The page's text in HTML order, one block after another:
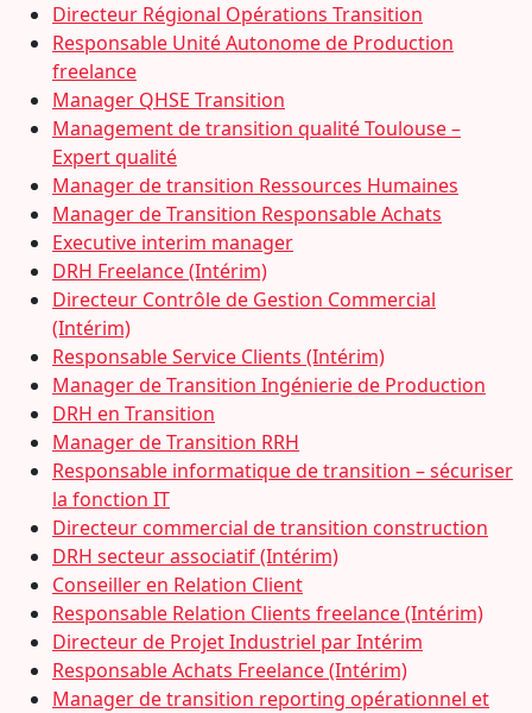
Directeur Régional Opérations Transition
Responsable Unité Autonome de Production
freelance
Manager QHSE Transition
Management de transition qualité Toulouse –
Expert qualité
Manager de transition Ressources Humaines
Manager de Transition Responsable Achats
Executive interim manager
DRH Freelance (Intérim)
Directeur Contrôle de Gestion Commercial
(Intérim)
Responsable Service Clients (Intérim)
Manager de Transition Ingénierie de Production
DRH en Transition
Manager de Transition RRH
Responsable informatique de transition – sécuriser
la fonction IT
Directeur commercial de transition construction
DRH secteur associatif (Intérim)
Conseiller en Relation Client
Responsable Relation Clients freelance (Intérim)
Directeur de Projet Industriel par Intérim
Responsable Achats Freelance (Intérim)
Manager de transition reporting opérationnel et